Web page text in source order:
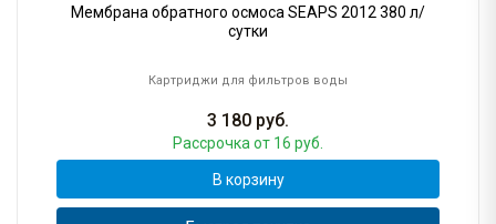
Мембрана обратного осмоса SEAPS 2012 380 л/
сутки
Картриджи для фильтров воды
3 180 руб.
Рассрочка от 16 руб.
В корзину